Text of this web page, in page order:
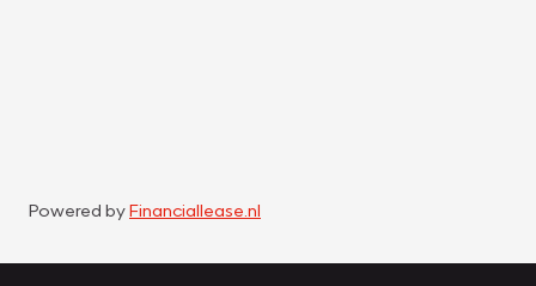
Powered byFinanciallease.nl